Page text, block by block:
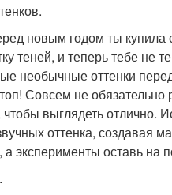
новым годом ты купила
теней, и теперь тебе не
необычные оттенки
Совсем не обязательно
выглядеть отлично.
оттенка, создавая
а эксперименты оставь на